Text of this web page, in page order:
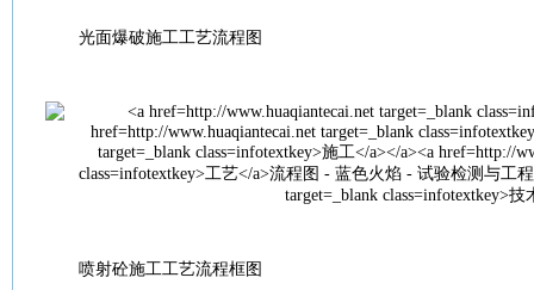
光面爆破施工工艺流程图
喷射砼施工工艺流程框图